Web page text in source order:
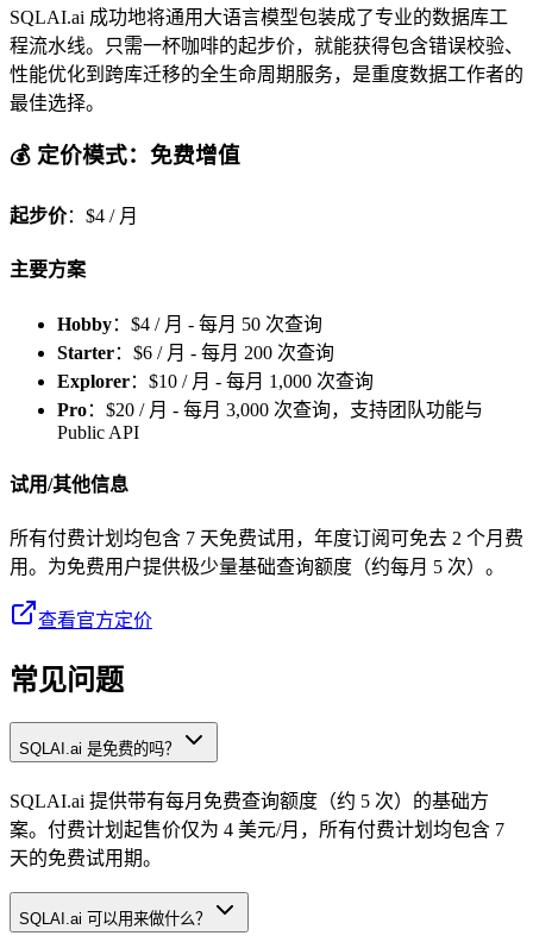
SQLAI.ai 成功地将通用大语言模型包装成了专业的数据库工
程流水线。只需一杯咖啡的起步价，就能获得包含错误校验、
性能优化到跨库迁移的全生命周期服务，是重度数据工作者的
最佳选择。
💰 定价模式：免费增值
起步价：$4 / 月
主要方案
Hobby：$4 / 月 - 每月 50 次查询
Starter：$6 / 月 - 每月 200 次查询
Explorer：$10 / 月 - 每月 1,000 次查询
Pro：$20 / 月 - 每月 3,000 次查询，支持团队功能与
Public API
试用/其他信息
所有付费计划均包含 7 天免费试用，年度订阅可免去 2 个月费
用。为免费用户提供极少量基础查询额度（约每月 5 次）。
查看官方定价
常见问题
SQLAI.ai 是免费的吗？
SQLAI.ai 提供带有每月免费查询额度（约 5 次）的基础方
案。付费计划起售价仅为 4 美元/月，所有付费计划均包含 7
天的免费试用期。
SQLAI.ai 可以用来做什么？